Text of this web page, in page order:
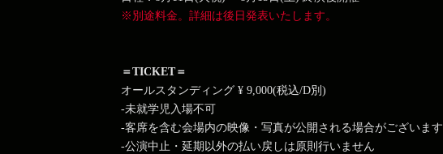
※別途料金。詳細は後日発表いたします。
＝TICKET＝
オールスタンディング ¥ 9,000(税込/D別)
-未就学児入場不可
-客席を含む会場内の映像・写真が公開される場合がございます
-公演中止・延期以外の払い戻しは原則行いません